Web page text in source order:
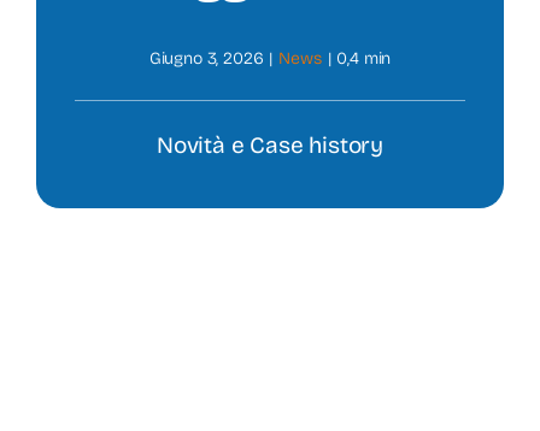
Contatti
Giugno 3, 2026 | News | 0,4 min
Novità e Case history